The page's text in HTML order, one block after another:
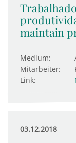
maintain
Medium:
Mitarbeiter:
Link:
03.12.2018